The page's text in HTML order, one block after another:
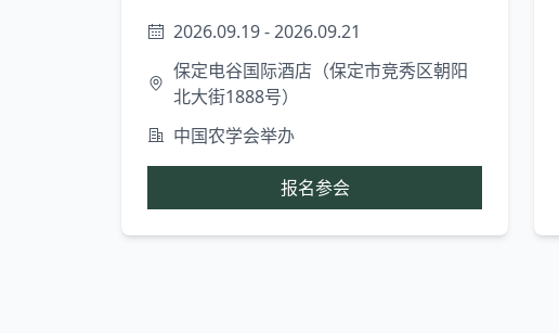
2026.09.19 - 2026.09.21
保定电谷国际酒店（保定市竞秀区朝阳
北大街1888号）
中国农学会举办
报名参会